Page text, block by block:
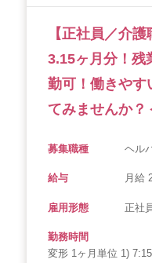
【正社員／介
3.15ヶ月分！残
勤可！働きやす
てみませんか？
募集職種 ヘル
給与 月給
雇用形態 正社
勤務時間
変形 1ヶ月単位 1)